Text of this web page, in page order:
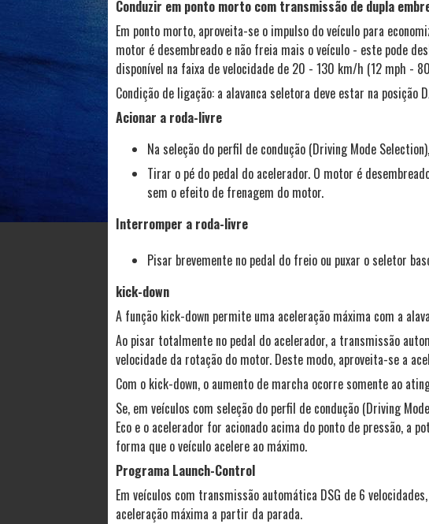
Conduzir em ponto morto com transmissão de dupla
Em ponto morto, aproveita-se o impulso do veículo para
motor é desembreado e não freia mais o veículo - este pode
disponível na faixa de velocidade de 20 - 130 km/h (12 mph -
Condição de ligação: a alavanca seletora deve estar na posição
Acionar a roda-livre
Na seleção do perfil de condução (Driving Mode
Tirar o pé do pedal do acelerador. O motor é
sem o efeito de frenagem do motor.
Interromper a roda-livre
Pisar brevemente no pedal do freio ou puxar o seletor
kick-down
A função kick-down permite uma aceleração máxima com a
Ao pisar totalmente no pedal do acelerador, a transmissão
velocidade da rotação do motor. Deste modo, aproveita-se a
Com o kick-down, o aumento de marcha ocorre somente ao
Se, em veículos com seleção do perfil de condução (Driving
Eco e o acelerador for acionado acima do ponto de pressão, a
forma que o veículo acelere ao máximo.
Programa Launch-Control
Em veículos com transmissão automática DSG de 6
aceleração máxima a partir da parada.